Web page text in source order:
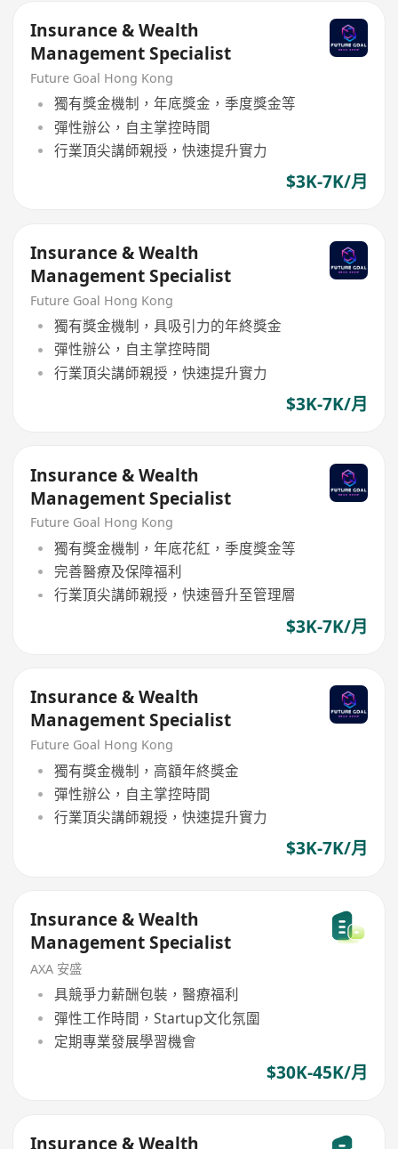
Insurance & Wealth
Management Specialist
Future Goal Hong Kong
獨有獎金機制，年底獎金，季度獎金等
彈性辦公，自主掌控時間
行業頂尖講師親授，快速提升實力
$3K-7K/月
Insurance & Wealth
Management Specialist
Future Goal Hong Kong
獨有獎金機制，具吸引力的年終獎金
彈性辦公，自主掌控時間
行業頂尖講師親授，快速提升實力
$3K-7K/月
Insurance & Wealth
Management Specialist
Future Goal Hong Kong
獨有獎金機制，年底花紅，季度獎金等
完善醫療及保障福利
行業頂尖講師親授，快速晉升至管理層
$3K-7K/月
Insurance & Wealth
Management Specialist
Future Goal Hong Kong
獨有獎金機制，高額年終獎金
彈性辦公，自主掌控時間
行業頂尖講師親授，快速提升實力
$3K-7K/月
Insurance & Wealth
Management Specialist
AXA 安盛
具競爭力薪酬包裝，醫療福利
彈性工作時間，Startup文化氛圍
定期專業發展學習機會
$30K-45K/月
Insurance & Wealth